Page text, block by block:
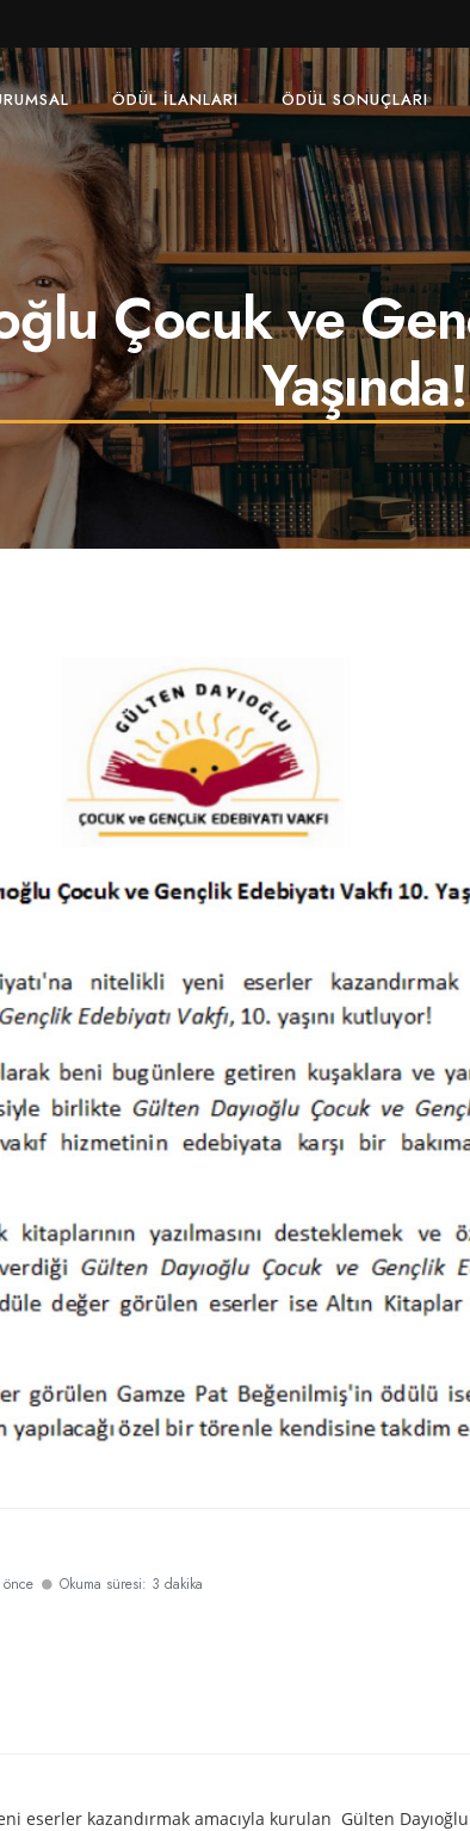
ÖDÜL İLANLARI ÖDÜL SONUÇLARI
Çocuk ve
Yaşında!
Okuma süresi: 3 dakika
eserler kazandırmak amacıyla kurulan Gülten